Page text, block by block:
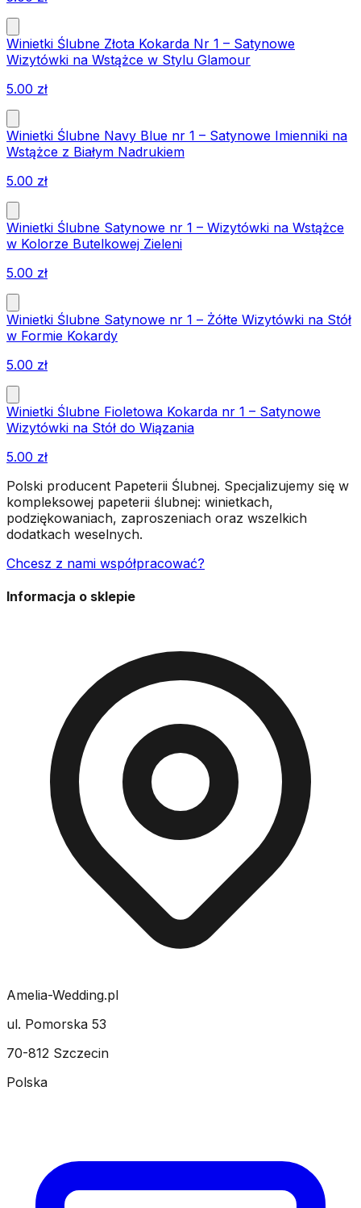
Winietki Ślubne Złota Kokarda Nr 1 – Satynowe
Wizytówki na Wstążce w Stylu Glamour
5.00 zł
Winietki Ślubne Navy Blue nr 1 – Satynowe Imienniki na
Wstążce z Białym Nadrukiem
5.00 zł
Winietki Ślubne Satynowe nr 1 – Wizytówki na Wstążce
w Kolorze Butelkowej Zieleni
5.00 zł
Winietki Ślubne Satynowe nr 1 – Żółte Wizytówki na Stół
w Formie Kokardy
5.00 zł
Winietki Ślubne Fioletowa Kokarda nr 1 – Satynowe
Wizytówki na Stół do Wiązania
5.00 zł
Polski producent Papeterii Ślubnej. Specjalizujemy się w
kompleksowej papeterii ślubnej: winietkach,
podziękowaniach, zaproszeniach oraz wszelkich
dodatkach weselnych.
Chcesz z nami współpracować?
Informacja o sklepie
Amelia-Wedding.pl
ul. Pomorska 53
70-812 Szczecin
Polska